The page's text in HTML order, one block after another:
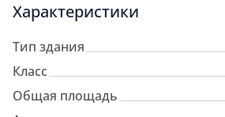
Характеристики
Тип здания
Класс
Общая площадь